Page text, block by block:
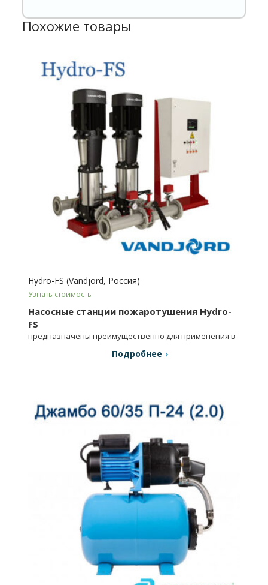
Похожие товары
Hydro-FS (Vandjord, Россия)
Узнать стоимость
Насосные станции пожаротушения Hydro-
FS
предназначены преимущественно для применения в
Подробнее